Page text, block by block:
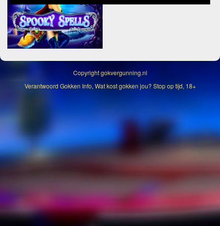
Copyrightgokvergunning.nl
Verantwoord Gokken Info, Wat kost gokken jou? Stop op tijd, 18+